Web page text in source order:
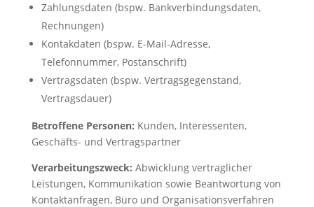
Zahlungsdaten (bspw. Bankverbindungsdaten,
Rechnungen)
Kontakdaten (bspw. E-Mail-Adresse,
Telefonnummer, Postanschrift)
Vertragsdaten (bspw. Vertragsgegenstand,
Vertragsdauer)
Betroffene Personen: Kunden, Interessenten,
Geschäfts- und Vertragspartner
Verarbeitungszweck: Abwicklung vertraglicher
Leistungen, Kommunikation sowie Beantwortung von
Kontaktanfragen, Büro und Organisationsverfahren